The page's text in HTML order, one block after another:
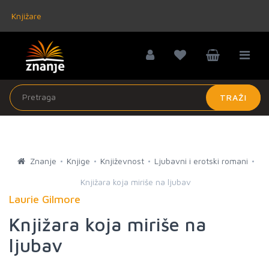
Knjižare
TRAŽI
Znanje Knjige Književnost Ljubavni i erotski romani
Knjižara koja miriše na ljubav
Laurie Gilmore
Knjižara koja miriše na
ljubav